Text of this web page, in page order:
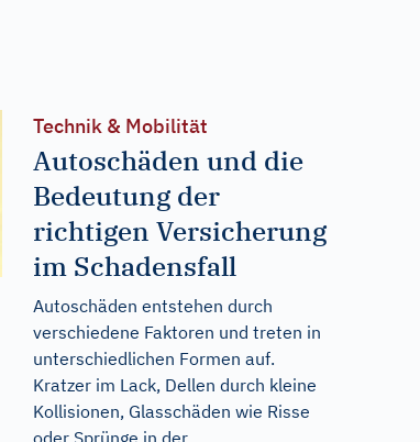
Technik & Mobilität
Autoschäden und die
Bedeutung der
richtigen Versicherung
im Schadensfall
Autoschäden entstehen durch
verschiedene Faktoren und treten in
unterschiedlichen Formen auf.
Kratzer im Lack, Dellen durch kleine
Kollisionen, Glasschäden wie Risse
oder Sprünge in der